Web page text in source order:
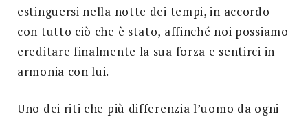
estinguersi nella notte dei tempi, in accordo
con tutto ciò che è stato, affinché noi possiamo
ereditare finalmente la sua forza e sentirci in
armonia con lui.
Uno dei riti che più differenzia l’uomo da ogni